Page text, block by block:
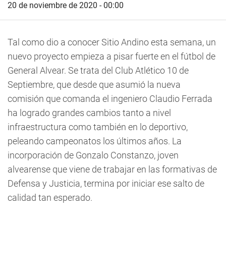
20 de noviembre de 2020 - 00:00
Tal como dio a conocer Sitio Andino esta semana, un
nuevo proyecto empieza a pisar fuerte en el fútbol de
General Alvear. Se trata del Club Atlético 10 de
Septiembre, que desde que asumió la nueva
comisión que comanda el ingeniero Claudio Ferrada
ha logrado grandes cambios tanto a nivel
infraestructura como también en lo deportivo,
peleando campeonatos los últimos años. La
incorporación de Gonzalo Constanzo, joven
alvearense que viene de trabajar en las formativas de
Defensa y Justicia, termina por iniciar ese salto de
calidad tan esperado.